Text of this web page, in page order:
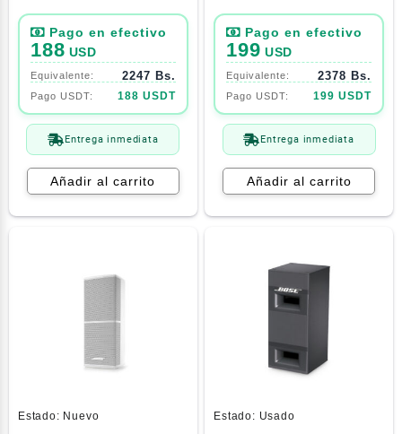
188 USD
2247 Bs.
188 USDT
Entrega inmediata
Añadir al carrito
199 USD
2378 Bs.
199 USDT
Entrega inmediata
Añadir al carrito
Estado: Nuevo Estado: Usado